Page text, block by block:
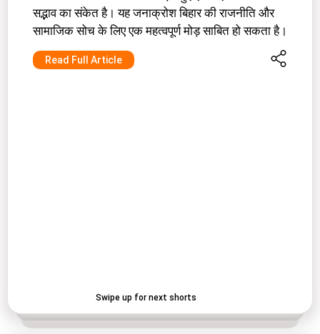
सद्भाव का संकेत है। यह जनाक्रोश बिहार की राजनीति और
सामाजिक सोच के लिए एक महत्वपूर्ण मोड़ साबित हो सकता है।
Read Full Article
Swipe up for next shorts